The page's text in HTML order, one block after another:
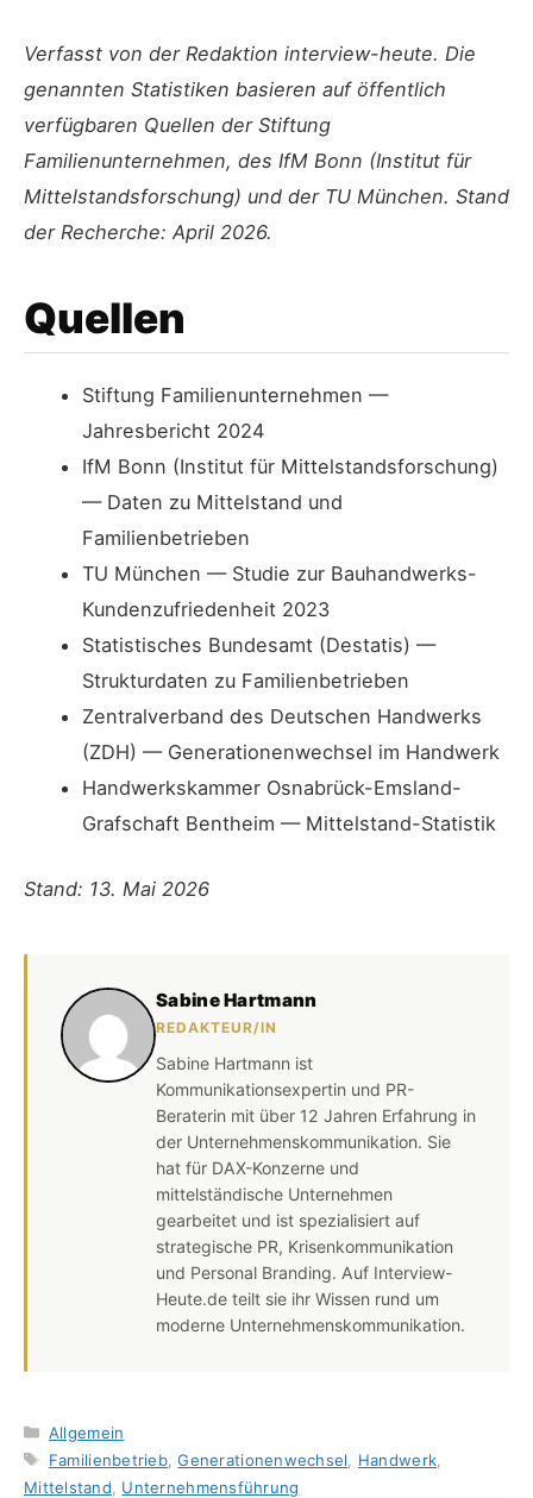
Verfasst von der Redaktion interview-heute. Die
genannten Statistiken basieren auf öffentlich
verfügbaren Quellen der Stiftung
Familienunternehmen, des IfM Bonn (Institut für
Mittelstandsforschung) und der TU München. Stand
der Recherche: April 2026.
Quellen
Stiftung Familienunternehmen —
Jahresbericht 2024
IfM Bonn (Institut für Mittelstandsforschung)
— Daten zu Mittelstand und
Familienbetrieben
TU München — Studie zur Bauhandwerks-
Kundenzufriedenheit 2023
Statistisches Bundesamt (Destatis) —
Strukturdaten zu Familienbetrieben
Zentralverband des Deutschen Handwerks
(ZDH) — Generationenwechsel im Handwerk
Handwerkskammer Osnabrück-Emsland-
Grafschaft Bentheim — Mittelstand-Statistik
Stand: 13. Mai 2026
Sabine Hartmann
REDAKTEUR/IN
Sabine Hartmann ist
Kommunikationsexpertin und PR-
Beraterin mit über 12 Jahren Erfahrung in
der Unternehmenskommunikation. Sie
hat für DAX-Konzerne und
mittelständische Unternehmen
gearbeitet und ist spezialisiert auf
strategische PR, Krisenkommunikation
und Personal Branding. Auf Interview-
Heute.de teilt sie ihr Wissen rund um
moderne Unternehmenskommunikation.
Kategorien
Allgemein
Schlagwörter
Familienbetrieb,Generationenwechsel Handwerk
Mittelstand
Unternehmensführung